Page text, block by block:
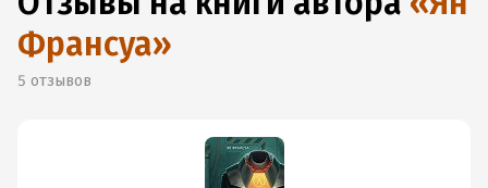
Франсуа»
5 отзывов